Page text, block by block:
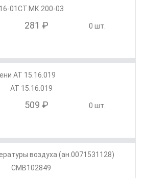
16-01СТ.МК.200-03
281 ₽ 0 шт.
АТ 15.16.019
АТ 15.16.019
509 ₽ 0 шт.
воздуха (ан.0071531128)
CMB102849